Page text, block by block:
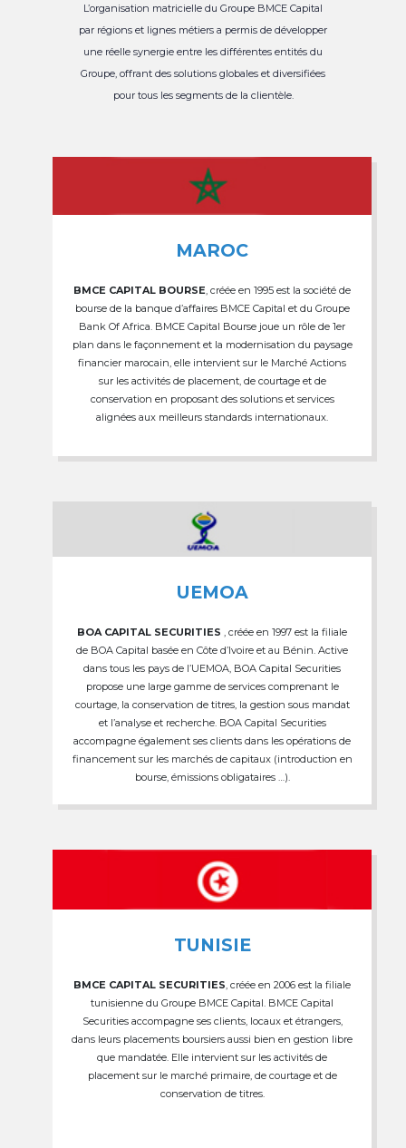
L’organisation matricielle du Groupe BMCE Capital
par régions et lignes métiers a permis de développer
une réelle synergie entre les différentes entités du
Groupe, offrant des solutions globales et diversifiées
pour tous les segments de la clientèle.
MAROC
BMCE CAPITAL BOURSE , créée en 1995 est la société de
bourse de la banque d’affaires BMCE Capital et du Groupe
Bank Of Africa. BMCE Capital Bourse joue un rôle de 1er
plan dans le façonnement et la modernisation du paysage
financier marocain, elle intervient sur le Marché Actions
sur les activités de placement, de courtage et de
conservation en proposant des solutions et services
alignées aux meilleurs standards internationaux.
UEMOA
BOA CAPITAL SECURITIES , créée en 1997 est la filiale
de BOA Capital basée en Côte d’Ivoire et au Bénin. Active
dans tous les pays de l’UEMOA, BOA Capital Securities
propose une large gamme de services comprenant le
courtage, la conservation de titres, la gestion sous mandat
et l’analyse et recherche. BOA Capital Securities
accompagne également ses clients dans les opérations de
financement sur les marchés de capitaux (introduction en
bourse, émissions obligataires …).
TUNISIE
BMCE CAPITAL SECURITIES , créée en 2006 est la filiale
tunisienne du Groupe BMCE Capital. BMCE Capital
Securities accompagne ses clients, locaux et étrangers,
dans leurs placements boursiers aussi bien en gestion libre
que mandatée. Elle intervient sur les activités de
placement sur le marché primaire, de courtage et de
conservation de titres.